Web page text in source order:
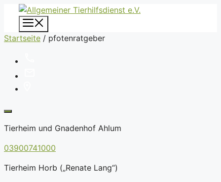
Zum
Inhalt
springen
Startseite / pfotenratgeber
Tierheim und Gnadenhof Ahlum
03900741000
Tierheim Horb („Renate Lang“)